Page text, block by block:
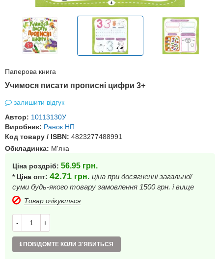
Паперова книга
Учимося писати прописні цифри 3+
залишити відгук
Автор: 10113130У
Виробник: Ранок НП
Код товару / ISBN: 4823277488991
Обкладинка: М'яка
Ціна роздріб: 56.95 грн.
* Ціна опт: 42.71 грн. ціна при досягненні загальної
суми будь-якого товару замовлення 1500 грн. і вище
Товар очікується
- +
ПОВІДОМТЕ КОЛИ З'ЯВИТЬСЯ